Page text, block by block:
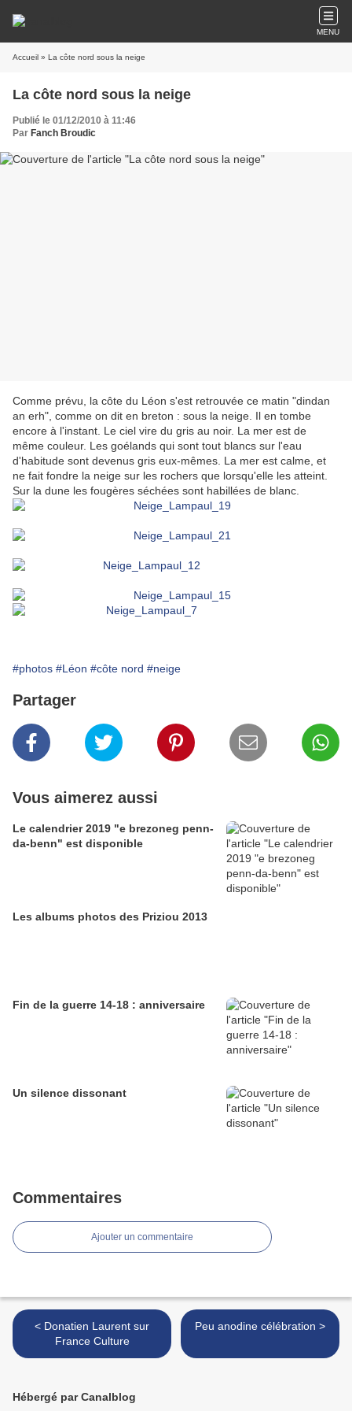
MENU
Accueil » La côte nord sous la neige
La côte nord sous la neige
Publié le 01/12/2010 à 11:46
Par Fanch Broudic
Comme prévu, la côte du Léon s'est retrouvée ce matin "dindan
an erh", comme on dit en breton : sous la neige. Il en tombe
encore à l'instant. Le ciel vire du gris au noir. La mer est de
même couleur. Les goélands qui sont tout blancs sur l'eau
d'habitude sont devenus gris eux-mêmes. La mer est calme, et
ne fait fondre la neige sur les rochers que lorsqu'elle les atteint.
Sur la dune les fougères séchées sont habillées de blanc.
#photos #Léon #côte nord #neige
Partager
Vous aimerez aussi
Le calendrier 2019 "e brezoneg penn-
da-benn" est disponible
Les albums photos des Priziou 2013
Fin de la guerre 14-18 : anniversaire
Un silence dissonant
Commentaires
Ajouter un commentaire
< Donatien Laurent sur
France Culture
Peu anodine célébration >
Hébergé par Canalblog